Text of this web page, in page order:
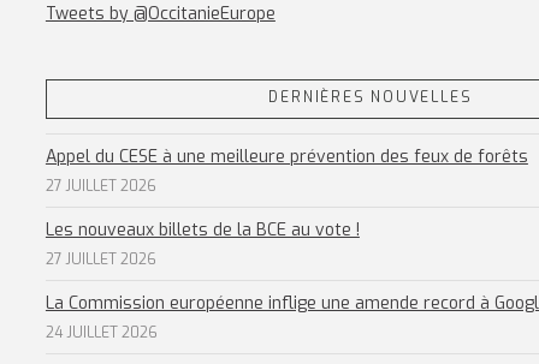
Tweets by @OccitanieEurope
DERNIÈRES NOUVELLES
Appel du CESE à une meilleure prévention des feux de forêts
27 JUILLET 2026
Les nouveaux billets de la BCE au vote !
27 JUILLET 2026
La Commission européenne inflige une amende record à
24 JUILLET 2026